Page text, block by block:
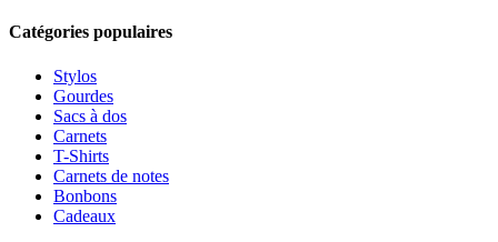
Catégories populaires
Stylos
Gourdes
Sacs à dos
Carnets
T-Shirts
Carnets de notes
Bonbons
Cadeaux